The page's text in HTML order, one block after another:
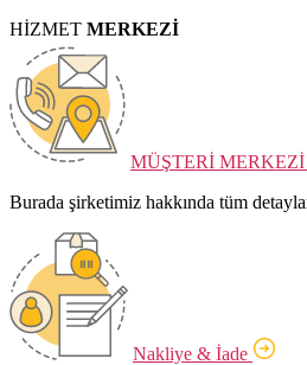
HİZMET MERKEZİ
MÜŞTERİ MERKEZİ
Burada şirketimiz hakkında tüm
Nakliye & İade